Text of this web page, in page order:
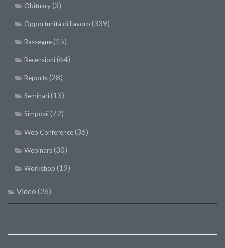
Obituary(3)
Opportunità di Lavoro (339)
Rassegne(15)
Recensioni(64)
Reports(28)
Seminari(13)
Simposii(72)
Web Conference(36)
Webinars(30)
Workshop (19)
Video (26)